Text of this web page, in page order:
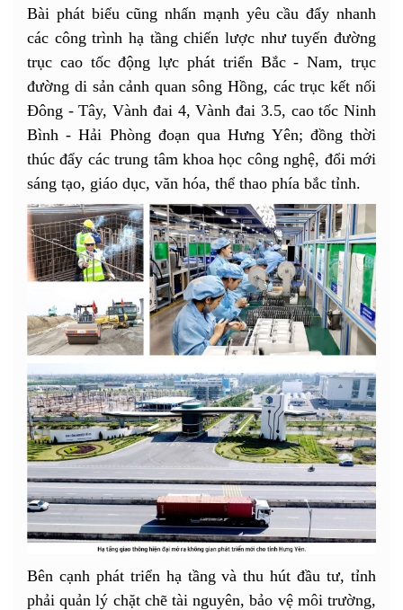
Bài phát biểu cũng nhấn mạnh yêu cầu đẩy nhanh
các công trình hạ tầng chiến lược như tuyến đường
trục cao tốc động lực phát triển Bắc - Nam, trục
đường di sản cảnh quan sông Hồng, các trục kết nối
Đông - Tây, Vành đai 4, Vành đai 3.5, cao tốc Ninh
Bình - Hải Phòng đoạn qua Hưng Yên; đồng thời
thúc đẩy các trung tâm khoa học công nghệ, đổi mới
sáng tạo, giáo dục, văn hóa, thể thao phía bắc tỉnh.
Bên cạnh phát triển hạ tầng và thu hút đầu tư, tỉnh
phải quản lý chặt chẽ tài nguyên, bảo vệ môi trường,